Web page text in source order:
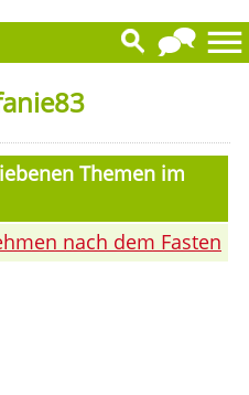
Themen im
nach dem Fasten